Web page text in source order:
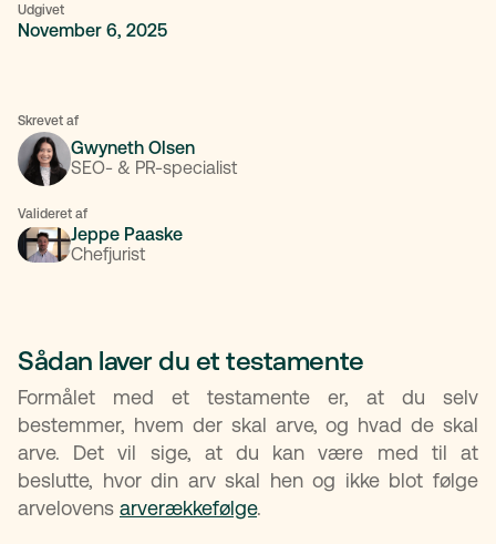
Udgivet
November 6, 2025
Skrevet af
Gwyneth Olsen
SEO- & PR-specialist
Valideret af
Jeppe Paaske
Chefjurist
Sådan laver du et testamente
Formålet med et testamente er, at du selv
bestemmer, hvem der skal arve, og hvad de skal
arve. Det vil sige, at du kan være med til at
beslutte, hvor din arv skal hen og ikke blot følge
arvelovens arverækkefølge.